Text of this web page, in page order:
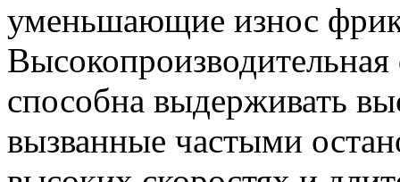
уменьшающие износ
способна выдерживать
вызванные частыми